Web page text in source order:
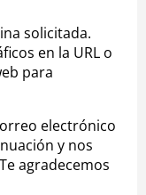
solicitada.
en la URL o
para
electrónico
y nos
agradecemos